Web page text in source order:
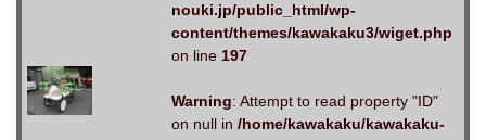
nouki.jp/public_html/wp-
content/themes/kawakaku3/wiget.php
on line 197
Warning: Attempt to read property "ID"
on null in /home/kawakaku/kawakaku-